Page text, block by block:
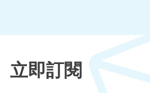
立即訂閱